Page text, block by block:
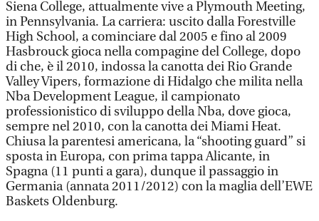
Siena College, attualmente vive a Plymouth Meeting,
in Pennsylvania. La carriera: uscito dalla Forestville
High School, a cominciare dal 2005 e fino al 2009
Hasbrouck gioca nella compagine del College, dopo
di che, è il 2010, indossa la canotta dei Rio Grande
Valley Vipers, formazione di Hidalgo che milita nella
Nba Development League, il campionato
professionistico di sviluppo della Nba, dove gioca,
sempre nel 2010, con la canotta dei Miami Heat.
Chiusa la parentesi americana, la “shooting guard” si
sposta in Europa, con prima tappa Alicante, in
Spagna (11 punti a gara), dunque il passaggio in
Germania (annata 2011/2012) con la maglia dell’EWE
Baskets Oldenburg.